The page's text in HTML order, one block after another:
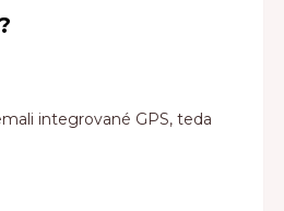
integrované GPS, teda